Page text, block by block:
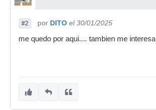
#2 por DITO el 30/01/2025
me quedo por aqui.... tambien me interesa